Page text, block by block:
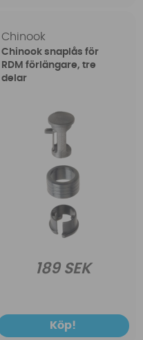
Chinook
Chinook snaplås för
RDM förlängare, tre
delar
189 SEK
Köp!